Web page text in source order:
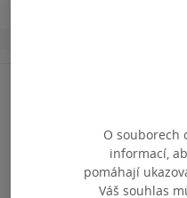
O souborech
informací,
pomáhají
Váš souhlas